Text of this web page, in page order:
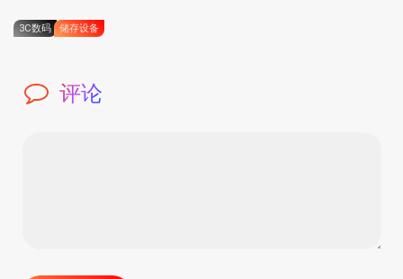
3C数码 储存设备
评论